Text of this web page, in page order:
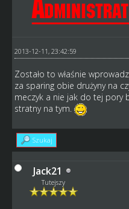
2013-12-11, 23:42:59
Zostało to właśnie
za sparing obie drużyny na
meczyk a nie jak do tej pory
stratny na tym.
Szukaj
Jack21
Tutejszy